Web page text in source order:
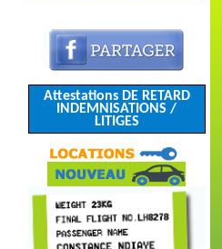
Attestations DE RETARD
INDEMNISATIONS /
LITIGES